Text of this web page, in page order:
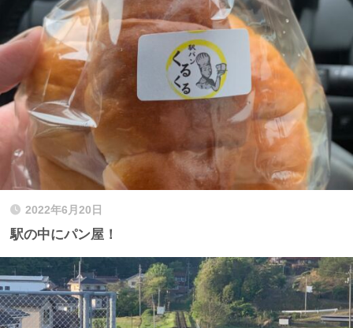
2022年6月20日
駅の中にパン屋！